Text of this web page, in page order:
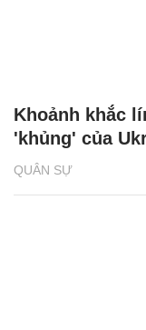
QUÂN SỰ
Khoảnh khắc
'khủng' của